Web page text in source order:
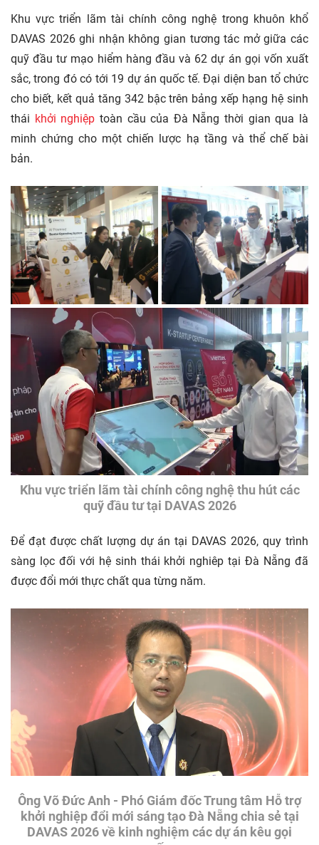
Khu vực triển lãm tài chính công nghệ trong khuôn khổ
DAVAS 2026 ghi nhận không gian tương tác mở giữa các
quỹ đầu tư mạo hiểm hàng đầu và 62 dự án gọi vốn xuất
sắc, trong đó có tới 19 dự án quốc tế. Đại diện ban tổ chức
cho biết, kết quả tăng 342 bậc trên bảng xếp hạng hệ sinh
thái khởi nghiệp toàn cầu của Đà Nẵng thời gian qua là
minh chứng cho một chiến lược hạ tầng và thể chế bài
bản.
Khu vực triển lãm tài chính công nghệ thu hút các
quỹ đầu tư tại DAVAS 2026
Để đạt được chất lượng dự án tại DAVAS 2026, quy trình
sàng lọc đối với hệ sinh thái khởi nghiêp tại Đà Nẵng đã
được đổi mới thực chất qua từng năm.
Ông Võ Đức Anh - Phó Giám đốc Trung tâm Hỗ trợ
khởi nghiệp đổi mới sáng tạo Đà Nẵng chia sẻ tại
DAVAS 2026 về kinh nghiệm các dự án kêu gọi